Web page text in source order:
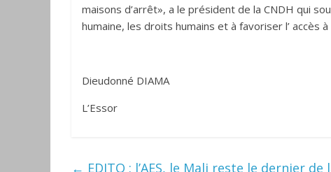
maisons d’arrêt», a le président de la CNDH qui
humaine, les droits humains et à favoriser l’ accès
Dieudonné DIAMA
L’Essor
← EDITO : l’AES, le Mali reste le dernier de